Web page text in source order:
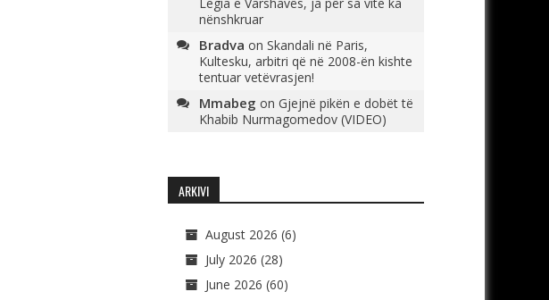
nënshkruar
Bradva on Skandali në Paris,
Kultesku, arbitri që në 2008-ën kishte
tentuar vetëvrasjen!
Mmabeg on Gjejnë pikën e dobët të
Khabib Nurmagomedov (VIDEO)
ARKIVI
August 2026 (6)
July 2026 (28)
June 2026 (60)